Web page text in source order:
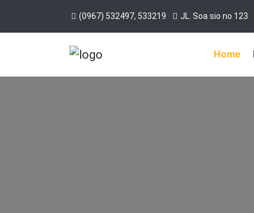
(0967) 532497, 533219 JL. Soa sio no 123
Home